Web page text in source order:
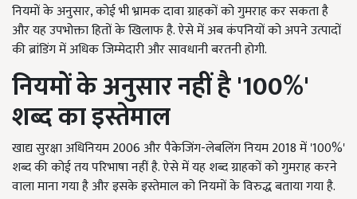
नियमों के अनुसार, कोई भी भ्रामक दावा ग्राहकों को गुमराह कर सकता है
और यह उपभोक्ता हितों के खिलाफ है. ऐसे में अब कंपनियों को अपने उत्पादों
की ब्रांडिंग में अधिक जिम्मेदारी और सावधानी बरतनी होगी.
नियमों के अनुसार नहीं है '100%'
शब्द का इस्तेमाल
खाद्य सुरक्षा अधिनियम 2006 और पैकेजिंग-लेबलिंग नियम 2018 में '100%'
शब्द की कोई तय परिभाषा नहीं है. ऐसे में यह शब्द ग्राहकों को गुमराह करने
वाला माना गया है और इसके इस्तेमाल को नियमों के विरुद्ध बताया गया है.